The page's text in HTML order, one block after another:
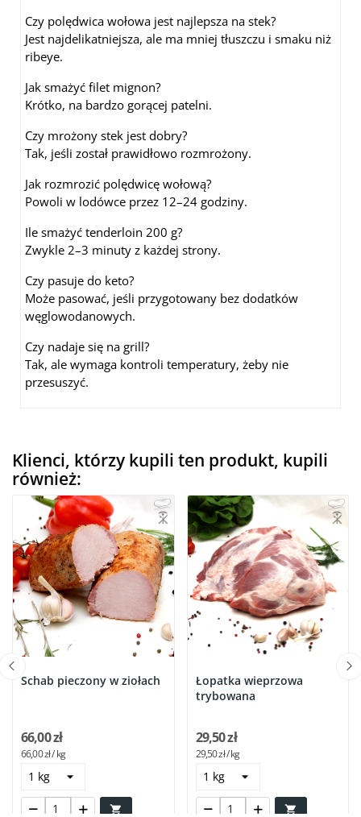
Czy polędwica wołowa jest najlepsza na stek?
Jest najdelikatniejsza, ale ma mniej tłuszczu i smaku niż
ribeye.
Jak smażyć filet mignon?
Krótko, na bardzo gorącej patelni.
Czy mrożony stek jest dobry?
Tak, jeśli został prawidłowo rozmrożony.
Jak rozmrozić polędwicę wołową?
Powoli w lodówce przez 12–24 godziny.
Ile smażyć tenderloin 200 g?
Zwykle 2–3 minuty z każdej strony.
Czy pasuje do keto?
Może pasować, jeśli przygotowany bez dodatków
węglowodanowych.
Czy nadaje się na grill?
Tak, ale wymaga kontroli temperatury, żeby nie
przesuszyć.
Klienci, którzy kupili ten produkt, kupili
również:
Schab pieczony w ziołach

66,00 zł
66,00 zł / kg
Łopatka wieprzowa
trybowana

29,50 zł
29,50 zł / kg